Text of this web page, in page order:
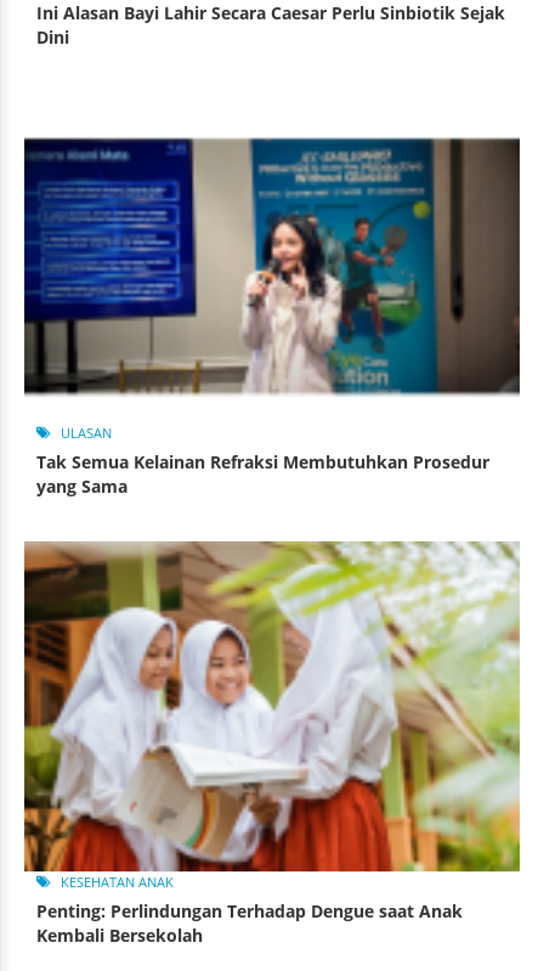
Ini Alasan Bayi Lahir Secara Caesar Perlu Sinbiotik Sejak
Dini
ULASAN
Tak Semua Kelainan Refraksi Membutuhkan Prosedur
yang Sama
KESEHATAN ANAK
Penting: Perlindungan Terhadap Dengue saat Anak
Kembali Bersekolah